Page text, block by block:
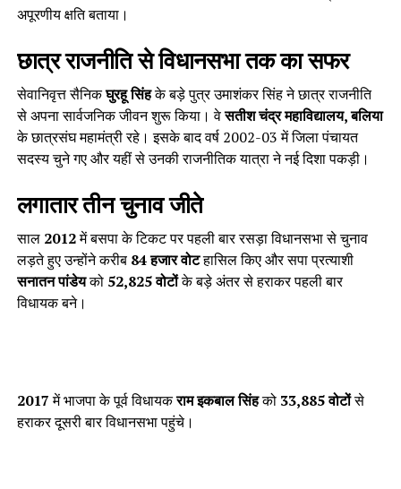
अपूरणीय क्षति बताया।
छात्र राजनीति से विधानसभा तक का सफर
सेवानिवृत्त सैनिकघुरहू सिंहके बड़े पुत्र उमाशंकर सिंह ने छात्र राजनीति
से अपना सार्वजनिक जीवन शुरू किया। वेसतीश चंद्र महाविद्यालय, बलिया
के छात्रसंघ महामंत्री रहे। इसके बाद वर्ष 2002-03 में जिला पंचायत
सदस्य चुने गए और यहीं से उनकी राजनीतिक यात्रा ने नई दिशा पकड़ी।
लगातार तीन चुनाव जीते
साल 2012में बसपा के टिकट पर पहली बार रसड़ा विधानसभा से चुनाव
लड़ते हुए उन्होंने करीब 84 हजार वोटहासिल किए और सपा प्रत्याशी
सनातन पांडेयको 52,825 वोटोंके बड़े अंतर से हराकर पहली बार
विधायक बने।
2017में भाजपा के पूर्व विधायकराम इकबाल सिंहको 33,885 वोटोंसे
हराकर दूसरी बार विधानसभा पहुंचे।